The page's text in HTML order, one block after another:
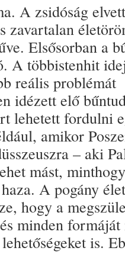
A zsidóság
zavartalan
Elsősorban a
A többistenhit
reális problémát
idézett elő
lehetett fordulni
amikor
– aki
mást,
A pogány
hogy a
minden
is.